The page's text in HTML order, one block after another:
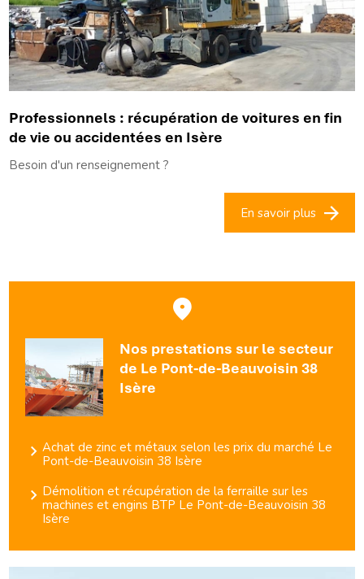
Professionnels : récupération de voitures en fin
de vie ou accidentées en Isère
Besoin d'un renseignement ?
En savoir plus
Nos prestations sur le secteur
de Le Pont-de-Beauvoisin 38
Isère
Achat de zinc et métaux selon les prix du marché Le
Pont-de-Beauvoisin 38 Isère
Démolition et récupération de la ferraille sur les
machines et engins BTP Le Pont-de-Beauvoisin 38
Isère